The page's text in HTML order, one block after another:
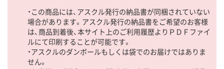
・この商品には、アスクル発行の納品書が同梱されていない
場合があります。アスクル発行の納品書をご希望のお客様
は、商品到着後、本サイト上のご利用履歴よりＰＤＦファイ
ルにて印刷することが可能です。
・アスクルのダンボールもしくは袋でのお届けではありま
せん。